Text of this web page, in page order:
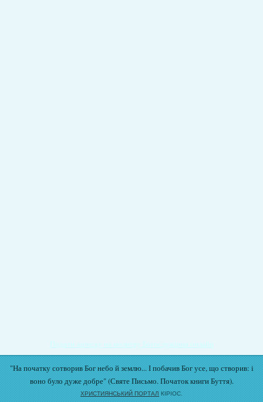
Подати записку на молитву Богослужіння онлайн
"На початку сотворив Бог небо й землю... І побачив Бог усе, що створив: і
воно було дуже добре" (Святе Письмо. Початок книги Буття).
ХРИСТИЯНСЬКИЙ ПОРТАЛ КІРІОС.